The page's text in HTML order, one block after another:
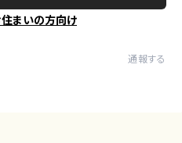
まいの方向け
通報する